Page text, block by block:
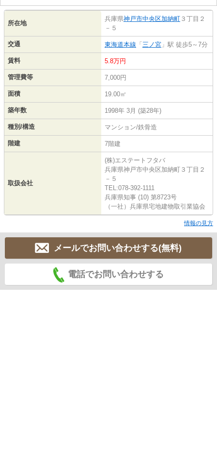
所在地
兵庫県神戸市中央区加納町 ３丁目２
－５
交通 東海道本線 「 三ノ宮 」駅 徒歩5～7分
賃料 5.8万円
管理費等 7,000円
面積 19.00㎡
築年数 1998年 3月 (築28年)
種別/構造 マンション/鉄骨造
階建 7階建
取扱会社
(株)エステートフタバ
兵庫県神戸市中央区加納町３丁目２
－５
TEL:078-392-1111
兵庫県知事 (10) 第8723号
（一社）兵庫県宅地建物取引業協会
情報の見方
メールでお問い合わせする(無料)
電話でお問い合わせする